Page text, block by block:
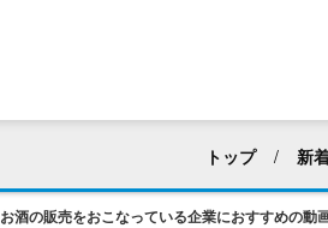
トップ 新
すべて 採
お酒の販売をおこなっている企業におすすめの動